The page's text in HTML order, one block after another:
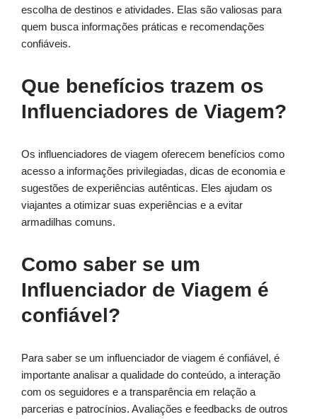
escolha de destinos e atividades. Elas são valiosas para
quem busca informações práticas e recomendações
confiáveis.
Que benefícios trazem os
Influenciadores de Viagem?
Os influenciadores de viagem oferecem benefícios como
acesso a informações privilegiadas, dicas de economia e
sugestões de experiências autênticas. Eles ajudam os
viajantes a otimizar suas experiências e a evitar
armadilhas comuns.
Como saber se um
Influenciador de Viagem é
confiável?
Para saber se um influenciador de viagem é confiável, é
importante analisar a qualidade do conteúdo, a interação
com os seguidores e a transparência em relação a
parcerias e patrocínios. Avaliações e feedbacks de outros